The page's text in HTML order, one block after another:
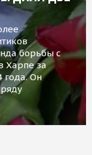
борьбы с
Харпе за
года. Он